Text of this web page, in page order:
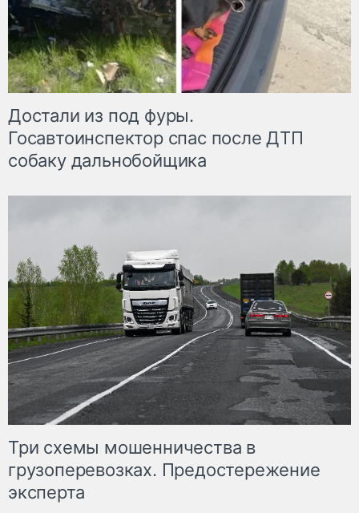
Достали из под фуры.
Госавтоинспектор спас после ДТП
собаку дальнобойщика
Три схемы мошенничества в
грузоперевозках. Предостережение
эксперта